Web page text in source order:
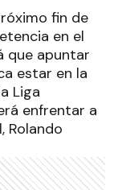
fin de
en el
que apuntar
estar en la
Liga
enfrentar a
Rolando